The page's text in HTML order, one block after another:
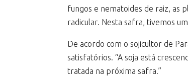
fungos e nematoides de raiz, as
radicular. Nesta safra, tivemos
De acordo com o sojicultor de
satisfatórios. “A soja está
tratada na próxima safra.”